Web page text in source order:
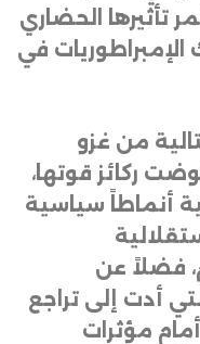
تأثيرها الحضاري
في
من غزو
ركائز قوتها،
أنماطاً سياسية
فضلاً عن
أدت إلى تراجع
مؤثرات